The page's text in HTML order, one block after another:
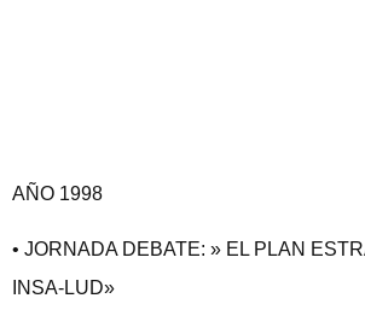
AÑO 1998
• JORNADA DEBATE: » EL PLAN
INSA-LUD»